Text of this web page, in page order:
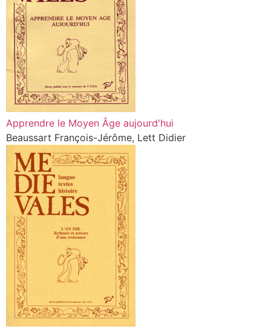
Apprendre le Moyen Âge aujourd'hui
Beaussart François-Jérôme, Lett Didier